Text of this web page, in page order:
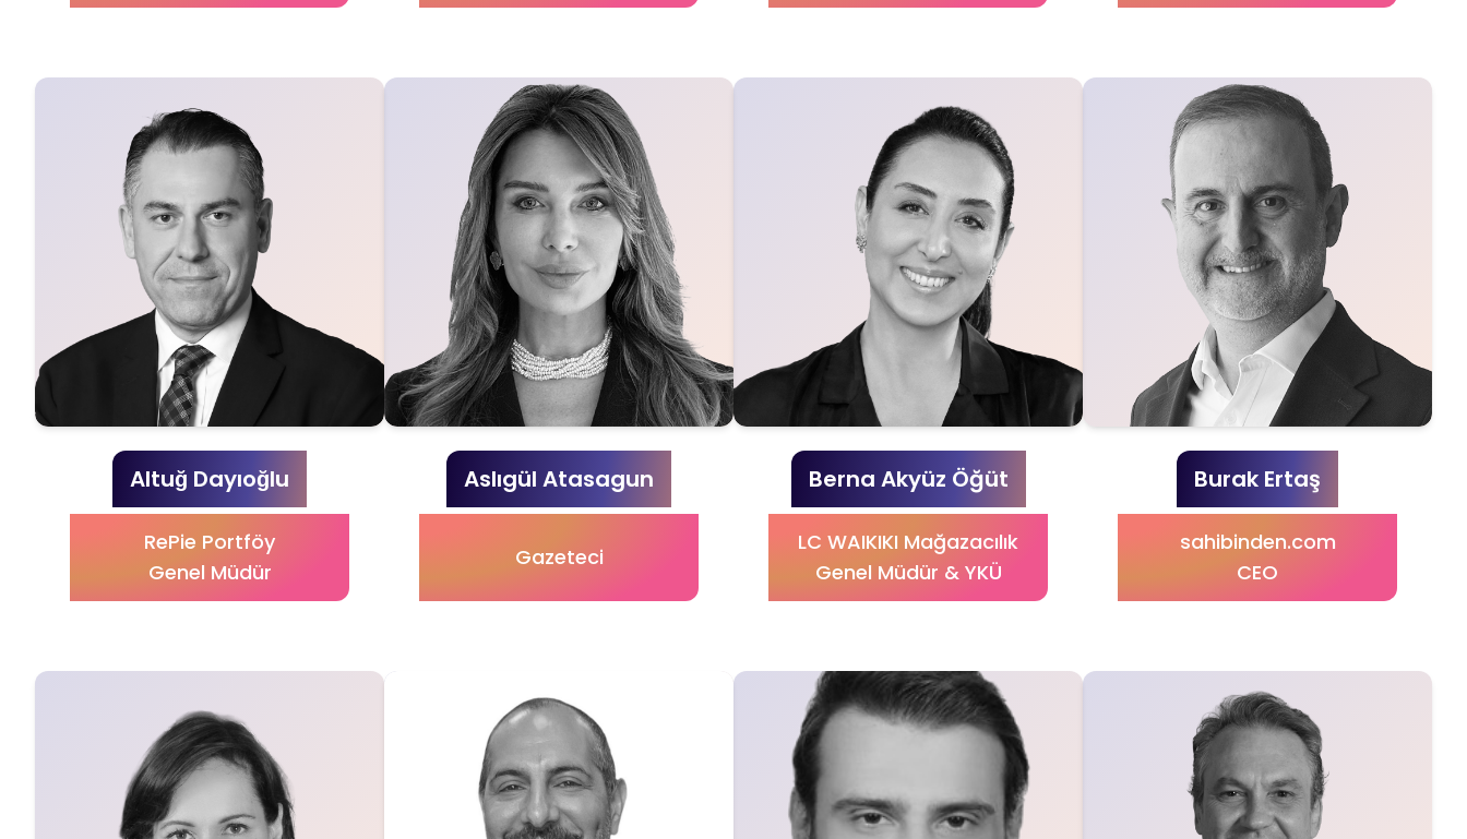
Altuğ Dayıoğlu
RePie Portföy
Genel Müdür
Aslıgül Atasagun
Gazeteci
Berna Akyüz Öğüt
LC WAIKIKI Mağazacılık
Genel Müdür & YKÜ
Burak Ertaş
sahibinden.com
CEO